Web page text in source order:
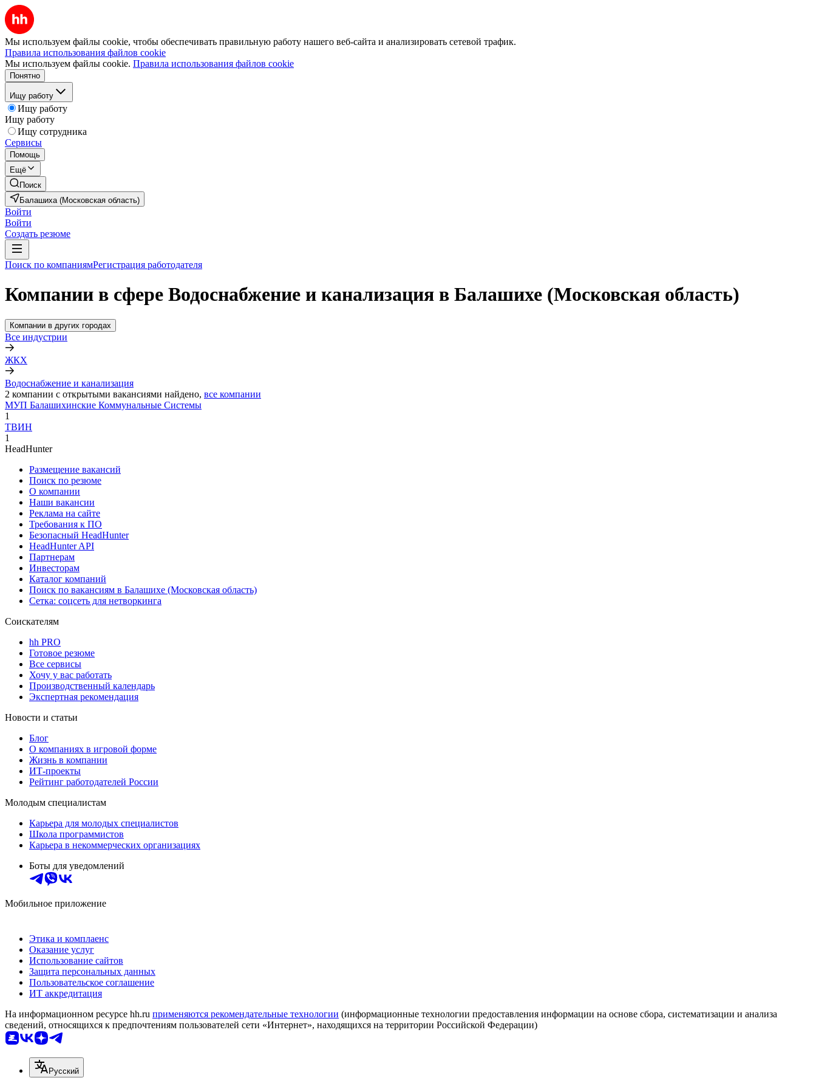
Мы используем файлы cookie, чтобы обеспечивать правильную работу нашего веб-сайта и анализировать сетевой трафик.
Правила использования файлов cookie
Мы используем файлы cookie. Правила использования файлов cookie
Понятно
Ищу работу
Ищу работу
Ищу работу
Ищу сотрудника
Сервисы
Помощь
Ещё
Поиск
Балашиха (Московская область)
Войти
Войти
Создать резюме
Поиск по компаниямРегистрация работодателя
Компании в сфере Водоснабжение и канализация в Балашихе (Московская область)
Компании в других городах
Все индустрии
ЖКХ
Водоснабжение и канализация
2 компании с открытыми вакансиями найдено, все компании
МУП Балашихинские Коммунальные Системы
1
ТВИН
1
HeadHunter
Размещение вакансий
Поиск по резюме
О компании
Наши вакансии
Реклама на сайте
Требования к ПО
Безопасный HeadHunter
HeadHunter API
Партнерам
Инвесторам
Каталог компаний
Поиск по вакансиям в Балашихе (Московская область)
Сетка: соцсеть для нетворкинга
Соискателям
hh PRO
Готовое резюме
Все сервисы
Хочу у вас работать
Производственный календарь
Экспертная рекомендация
Новости и статьи
Блог
О компаниях в игровой форме
Жизнь в компании
ИТ-проекты
Рейтинг работодателей России
Молодым специалистам
Карьера для молодых специалистов
Школа программистов
Карьера в некоммерческих организациях
Боты для уведомлений
Мобильное приложение
Этика и комплаенс
Оказание услуг
Использование сайтов
Защита персональных данных
Пользовательское соглашение
ИТ аккредитация
На информационном ресурсе hh.ru применяются рекомендательные технологии (информационные технологии предоставления информации на основе сбора, систематизации и анализа
сведений, относящихся к предпочтениям пользователей сети «Интернет», находящихся на территории Российской Федерации)
Русский